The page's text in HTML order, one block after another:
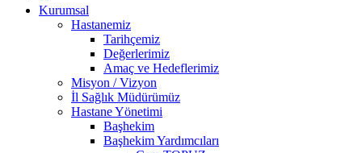
Kurumsal
Hastanemiz
Tarihçemiz
Değerlerimiz
Amaç ve Hedeflerimiz
Misyon / Vizyon
İl Sağlık Müdürümüz
Hastane Yönetimi
Başhekim
Başhekim Yardımcıları